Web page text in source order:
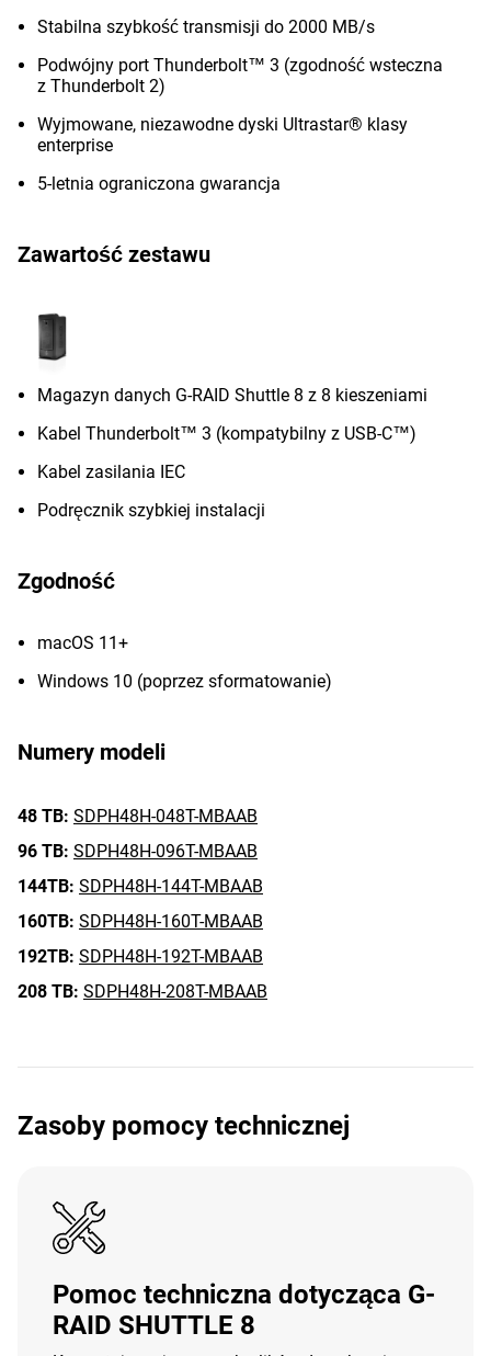
Stabilna szybkość transmisji do 2000 MB/s
Podwójny port Thunderbolt™ 3 (zgodność wsteczna
z Thunderbolt 2)
Wyjmowane, niezawodne dyski Ultrastar® klasy
enterprise
5-letnia ograniczona gwarancja
Zawartość zestawu
Magazyn danych G-RAID Shuttle 8 z 8 kieszeniami
Kabel Thunderbolt™ 3 (kompatybilny z USB-C™)
Kabel zasilania IEC
Podręcznik szybkiej instalacji
Zgodność
macOS 11+
Windows 10 (poprzez sformatowanie)
Numery modeli
48 TB: SDPH48H-048T-MBAAB
96 TB: SDPH48H-096T-MBAAB
144TB: SDPH48H-144T-MBAAB
160TB: SDPH48H-160T-MBAAB
192TB: SDPH48H-192T-MBAAB
208 TB: SDPH48H-208T-MBAAB
Zasoby pomocy technicznej
Pomoc techniczna dotycząca G-
RAID SHUTTLE 8